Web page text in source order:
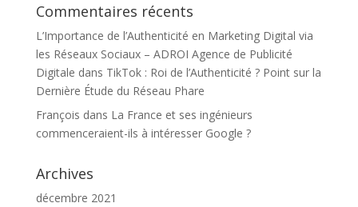
Commentaires récents
L’Importance de l’Authenticité en Marketing Digital via
les Réseaux Sociaux – ADROI Agence de Publicité
Digitale dans TikTok : Roi de l’Authenticité ? Point sur la
Dernière Étude du Réseau Phare
François dans La France et ses ingénieurs
commenceraient-ils à intéresser Google ?
Archives
décembre 2021